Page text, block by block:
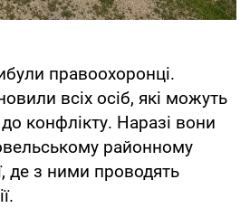
правоохоронці.
всіх осіб, які можуть
конфлікту. Наразі вони
районному
де з ними проводять